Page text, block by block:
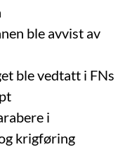
ble avvist av
ble vedtatt i FNs
i
krigføring